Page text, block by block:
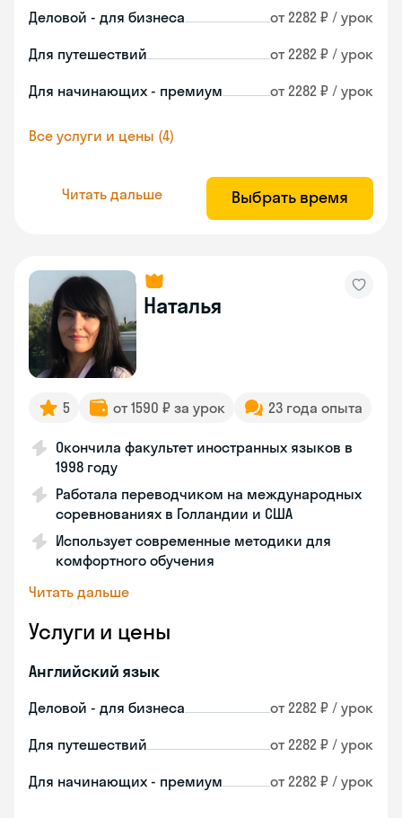
Деловой - для бизнеса от 2282 ₽ / урок
Для путешествий от 2282 ₽ / урок
Для начинающих - премиум от 2282 ₽ / урок
Все услуги и цены (4)
Читать дальше Выбрать время
Наталья
5 от 1590 ₽ за урок 23 года опыта
Окончила факультет иностранных языков в
1998 году
Работала переводчиком на международных
соревнованиях в Голландии и США
Использует современные методики для
комфортного обучения
Читать дальше
Услуги и цены
Английский язык
Деловой - для бизнеса от 2282 ₽ / урок
Для путешествий от 2282 ₽ / урок
Для начинающих - премиум от 2282 ₽ / урок